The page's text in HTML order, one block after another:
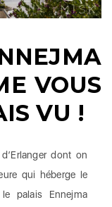
VOUS
VU !
dont on
qui héberge le
palais Ennejma